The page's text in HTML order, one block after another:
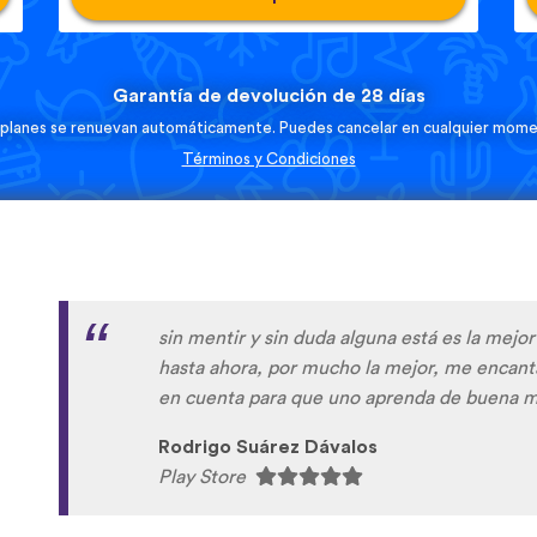
Garantía de devolución de 28 días
se renuevan automáticamente. Puedes cancelar en cualquier
Términos y Condiciones